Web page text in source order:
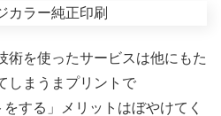
術を使ったサービスは他にもた
しまうまプリントで
する」メリットはぼやけてく